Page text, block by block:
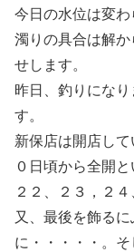
今日の水位は変わ
濁りの具合は解
せします。
昨日、釣りにな
す。
新保店は開店し
０日頃から全開と
２２、２３，２
又、最後を飾る
に・・・・・。